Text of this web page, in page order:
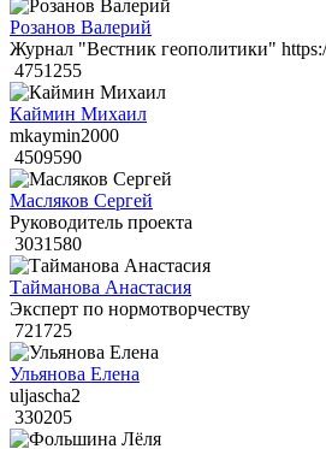
Розанов Валерий
Журнал "Вестник геополитики"
4751255
Каймин Михаил
mkaymin2000
4509590
Масляков Сергей
Руководитель проекта
3031580
Тайманова Анастасия
Эксперт по нормотворчеству
721725
Ульянова Елена
uljascha2
330205